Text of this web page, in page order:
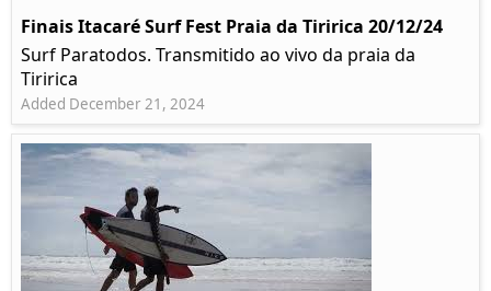
Finais Itacaré Surf Fest Praia da Tiririca 20/12/24
Surf Paratodos. Transmitido ao vivo da praia da
Tiririca
Added December 21, 2024